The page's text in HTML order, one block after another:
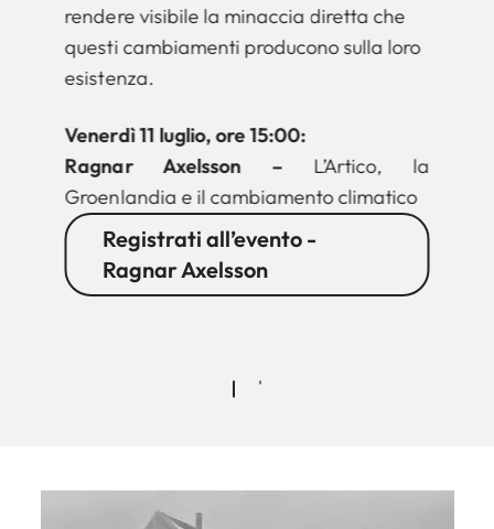
rendere visibile la minaccia diretta che
questi cambiamenti producono sulla loro
esistenza.
Venerdì 11 luglio, ore 15:00:
Ragnar Axelsson – L’Artico, la
Groenlandia e il cambiamento climatico
Registrati all’evento -
Ragnar Axelsson